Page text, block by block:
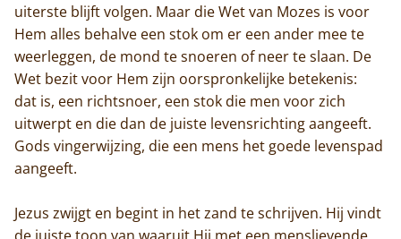
Home
uiterste blijft volgen. Maar die Wet van Mozes is voor
Hem alles behalve een stok om er een ander mee te
weerleggen, de mond te snoeren of neer te slaan. De
Wet bezit voor Hem zijn oorspronkelijke betekenis:
dat is, een richtsnoer, een stok die men voor zich
uitwerpt en die dan de juiste levensrichting aangeeft.
Gods vingerwijzing, die een mens het goede levenspad
aangeeft.
Jezus zwijgt en begint in het zand te schrijven. Hij vindt